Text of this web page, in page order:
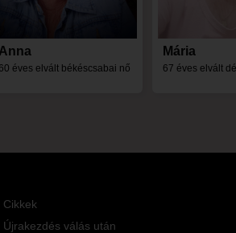
Anna
60 éves elvált békéscsabai nő
Mária
67 éves elvált
Cikkek
Újrakezdés válás után